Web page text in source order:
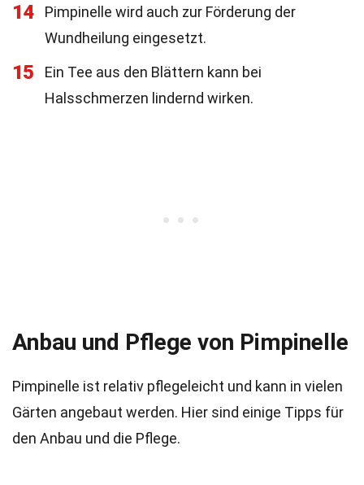
14
Pimpinelle wird auch zur Förderung der
Wundheilung eingesetzt.
15
Ein Tee aus den Blättern kann bei
Halsschmerzen lindernd wirken.
Anbau und Pflege von Pimpinelle
Pimpinelle ist relativ pflegeleicht und kann in vielen
Gärten angebaut werden. Hier sind einige Tipps für
den Anbau und die Pflege.